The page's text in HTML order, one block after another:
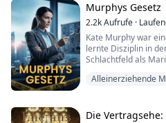
gemeinsame Sohn
C...
Murphys Gesetz
2.2kAufrufe ·
Kate Murphy war
lernte Disziplin in
Schlachtfeld als
Mordermittlerin.
Alleinerziehende
Die